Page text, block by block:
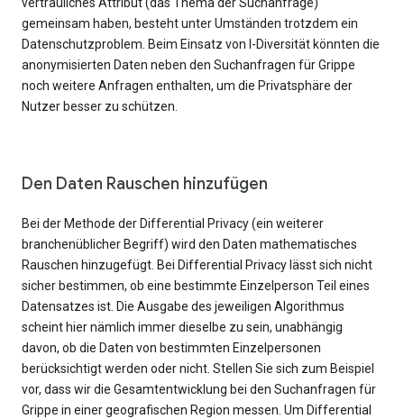
vertrauliches Attribut (das Thema der Suchanfrage)
gemeinsam haben, besteht unter Umständen trotzdem ein
Datenschutzproblem. Beim Einsatz von l-Diversität könnten die
anonymisierten Daten neben den Suchanfragen für Grippe
noch weitere Anfragen enthalten, um die Privatsphäre der
Nutzer besser zu schützen.
Den Daten Rauschen hinzufügen
Bei der Methode der Differential Privacy (ein weiterer
branchenüblicher Begriff) wird den Daten mathematisches
Rauschen hinzugefügt. Bei Differential Privacy lässt sich nicht
sicher bestimmen, ob eine bestimmte Einzelperson Teil eines
Datensatzes ist. Die Ausgabe des jeweiligen Algorithmus
scheint hier nämlich immer dieselbe zu sein, unabhängig
davon, ob die Daten von bestimmten Einzelpersonen
berücksichtigt werden oder nicht. Stellen Sie sich zum Beispiel
vor, dass wir die Gesamtentwicklung bei den Suchanfragen für
Grippe in einer geografischen Region messen. Um Differential